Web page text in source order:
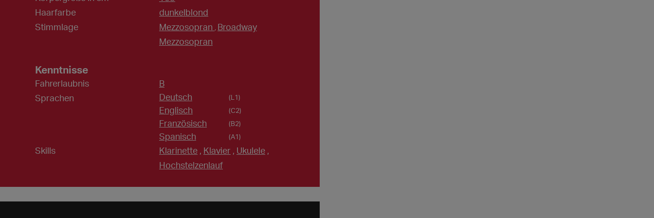
Haarfarbe
dunkelblond
Stimmlage
Mezzosopran , Broadway
Mezzosopran
Kenntnisse
Fahrerlaubnis
B
Sprachen
Deutsch (L1)
Englisch (C2)
Französisch (B2)
Spanisch (A1)
Skills Klarinette , Klavier , Ukulele ,
Hochstelzenlauf